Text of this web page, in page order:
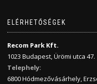
ELÉRHETŐSÉGEK
Recom Park Kft.
1023 Budapest, Ürömi utca 47.
Telephely:
6800 Hódmezővásárhely,